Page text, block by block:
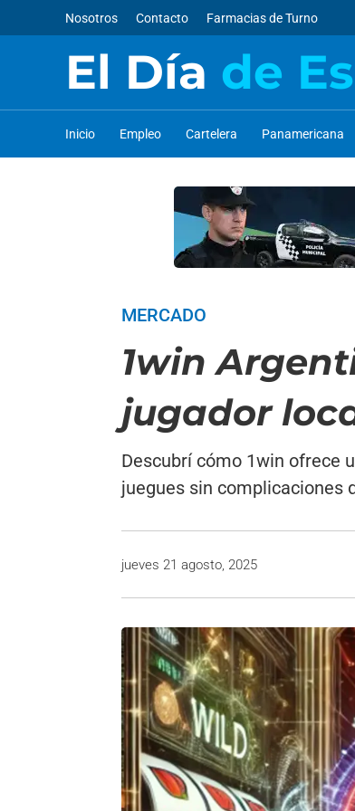
Nosotros Contacto Farmacias de Turno
El Día de
Inicio Empleo Cartelera Panamericana
MERCADO
1win
jugador
Descubrí cómo 1win ofrece
juegues sin complicaciones
jueves 21 agosto, 2025